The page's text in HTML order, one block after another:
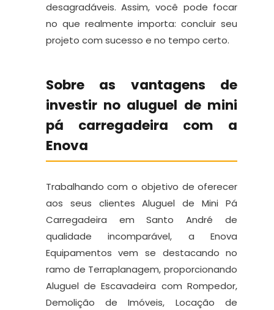
desagradáveis. Assim, você pode focar
no que realmente importa: concluir seu
projeto com sucesso e no tempo certo.
Sobre as vantagens de
investir no aluguel de mini
pá carregadeira com a
Enova
Trabalhando com o objetivo de oferecer
aos seus clientes Aluguel de Mini Pá
Carregadeira em Santo André de
qualidade incomparável, a Enova
Equipamentos vem se destacando no
ramo de Terraplanagem, proporcionando
Aluguel de Escavadeira com Rompedor,
Demolição de Imóveis, Locação de